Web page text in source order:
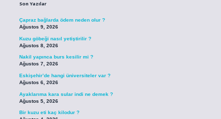
Son Yazılar
Çapraz bağlarda ödem neden olur ?
Ağustos 9, 2026
Kuzu göbeği nasıl yetiştirilir ?
Ağustos 8, 2026
Nakil yapınca burs kesilir mi ?
Ağustos 7, 2026
Eskişehir’de hangi üniversiteler var ?
Ağustos 6, 2026
Ayaklarıma kara sular indi ne demek ?
Ağustos 5, 2026
Bir kuzu eti kaç kilodur ?